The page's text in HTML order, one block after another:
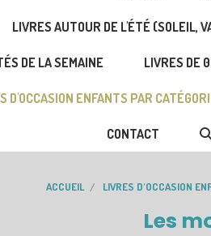
LIVRES AUTOUR DE L'ÉTÉ (SOLEIL,
DE LA SEMAINE LIVRES DE
D'OCCASION ENFANTS PAR
CONTACT
ACCUEIL LIVRES D'OCCASION
Les